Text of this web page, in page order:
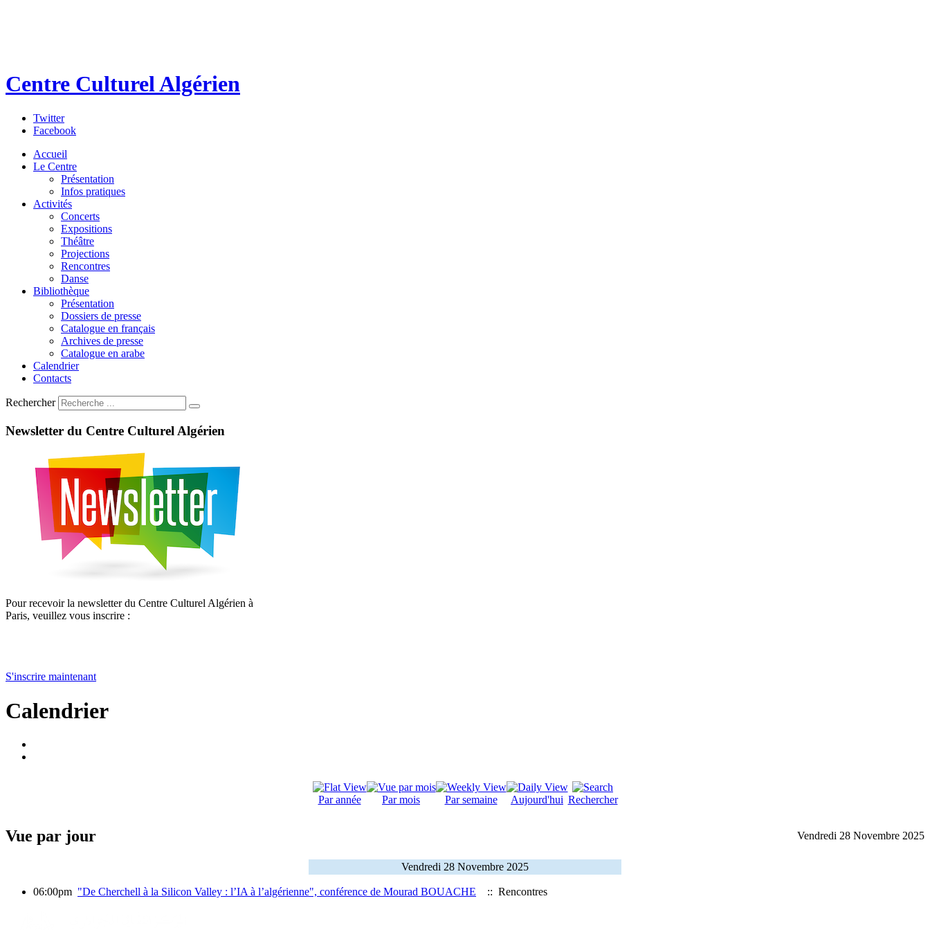
Centre Culturel Algérien
Twitter
Facebook
Accueil
Le Centre
Présentation
Infos pratiques
Activités
Concerts
Expositions
Théâtre
Projections
Rencontres
Danse
Bibliothèque
Présentation
Dossiers de presse
Catalogue en français
Archives de presse
Catalogue en arabe
Calendrier
Contacts
Rechercher
Newsletter du Centre Culturel Algérien
Pour recevoir la newsletter du Centre Culturel Algérien à
Paris, veuillez vous inscrire :
S'inscrire maintenant
Calendrier
Par année Par mois Par semaine Aujourd'hui Rechercher
Vue par jour Vendredi 28 Novembre 2025
Vendredi 28 Novembre 2025
06:00pm "De Cherchell à la Silicon Valley : l’IA à l’algérienne", conférence de Mourad BOUACHE :: Rencontres